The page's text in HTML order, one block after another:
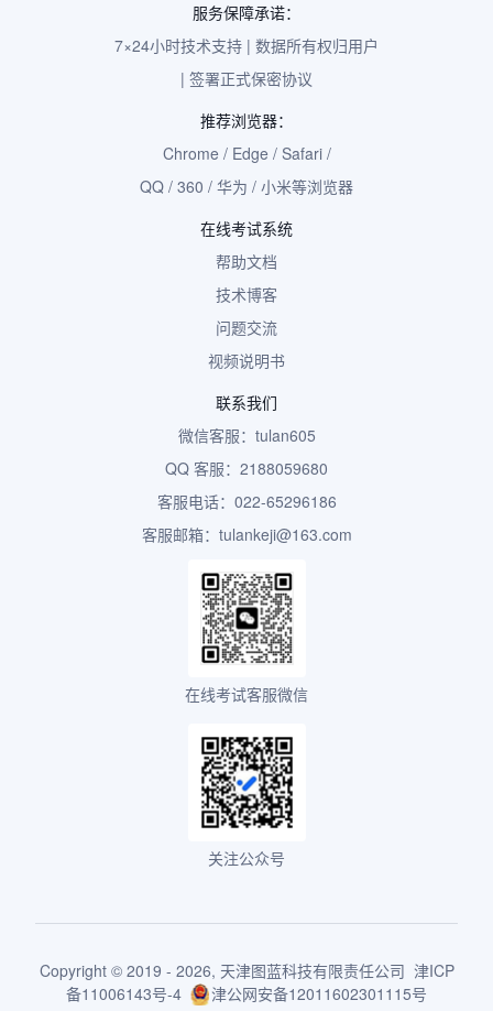
服务保障承诺：
7×24小时技术支持 | 数据所有权归用户
| 签署正式保密协议
推荐浏览器：
Chrome / Edge / Safari /
QQ / 360 / 华为 / 小米等浏览器
在线考试系统
帮助文档
技术博客
问题交流
视频说明书
联系我们
微信客服：tulan605
QQ 客服：2188059680
客服电话：022-65296186
客服邮箱：tulankeji@163.com
在线考试客服微信
关注公众号
Copyright © 2019 - 2026, 天津图蓝科技有限责任公司 津ICP
备11006143号-4
津公网安备12011602301115号